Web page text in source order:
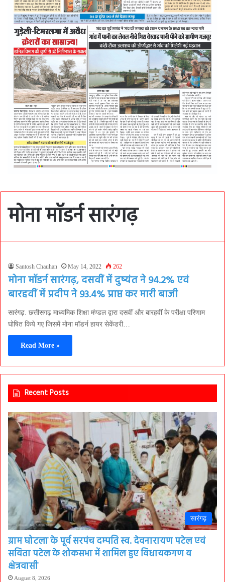
मोना मॉडर्न सारंगढ़
Santosh Chauhan May 14, 2022 262
मोना मॉडर्न सारंगढ़, दसवीं में दुष्यंत ने 94.2% एवं
बारहवीं में प्रदीप ने 93.4% प्राप्त कर मारी बाजी
सारंगढ़. छत्तीसगढ़ माध्यमिक शिक्षा मंण्डल द्वारा दसवीं और बारहवीं के परीक्षा परिणाम
घोषित किये गए जिसमें मोना मॉडर्न हायर सेकेंडरी…
Read More »
Recent Posts
सारंगढ़
ग्राम घोटला के पूर्व सरपंच दम्पति स्व. देवनारायण पटेल एवं
सविता पटेल के शोकसभा में शामिल हुए विधायकगण व
क्षेत्रवासी
August 8, 2026